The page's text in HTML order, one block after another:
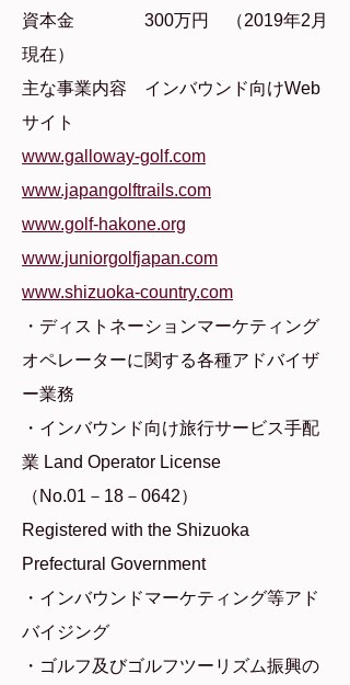
資本金 300万円 （2019年2月
現在）
主な事業内容 インバウンド向けWeb
サイト
www.galloway-golf.com
www.japangolftrails.com
www.golf-hakone.org
www.juniorgolfjapan.com
www.shizuoka-country.com
・ディストネーションマーケティング
オペレーターに関する各種アドバイザ
ー業務
・インバウンド向け旅行サービス手配
業 Land Operator License
（No.01－18－0642）
Registered with the Shizuoka
Prefectural Government
・インバウンドマーケティング等アド
バイジング
・ゴルフ及びゴルフツーリズム振興の